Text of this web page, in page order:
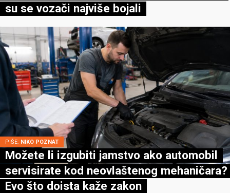
su se vozači najviše bojali
PIŠE: NIKO POZNAT
Možete li izgubiti jamstvo ako automobil
servisirate kod neovlaštenog mehaničara?
Evo što doista kaže zakon